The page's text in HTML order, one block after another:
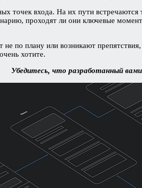
точек входа. На их пути
проходят ли они ключевые
не по плану или возникают
хотите.
Убедитесь, что разработанный